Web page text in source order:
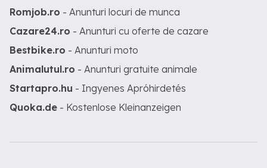
Romjob.ro - Anunturi locuri de munca
Cazare24.ro - Anunturi cu oferte de cazare
Bestbike.ro - Anunturi moto
Animalutul.ro - Anunturi gratuite animale
Startapro.hu - Ingyenes Apróhirdetés
Quoka.de - Kostenlose Kleinanzeigen